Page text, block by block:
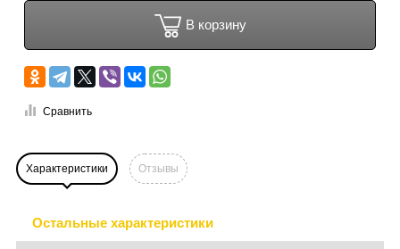
В корзину
Сравнить
Характеристики Отзывы
Остальные характеристики